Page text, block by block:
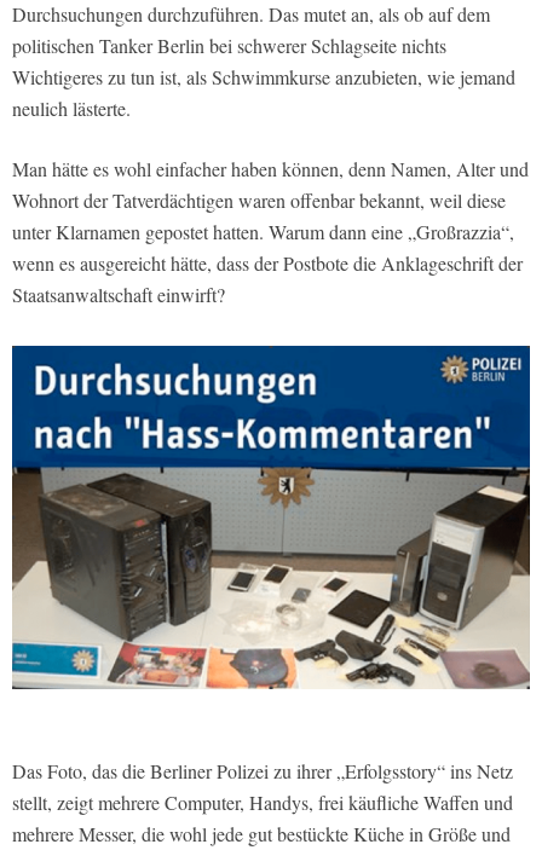
Durchsuchungen durchzuführen. Das mutet an, als ob auf dem
politischen Tanker Berlin bei schwerer Schlagseite nichts
Wichtigeres zu tun ist, als Schwimmkurse anzubieten, wie jemand
neulich lästerte.
Man hätte es wohl einfacher haben können, denn Namen, Alter und
Wohnort der Tatverdächtigen waren offenbar bekannt, weil diese
unter Klarnamen gepostet hatten. Warum dann eine „Großrazzia“,
wenn es ausgereicht hätte, dass der Postbote die Anklageschrift der
Staatsanwaltschaft einwirft?
Das Foto, das die Berliner Polizei zu ihrer „Erfolgsstory“ ins Netz
stellt, zeigt mehrere Computer, Handys, frei käufliche Waffen und
mehrere Messer, die wohl jede gut bestückte Küche in Größe und